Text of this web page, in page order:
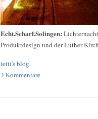
Echt.Scharf.Solingen:
Produktdesign und der Luther-
tetti's blog
3 Kommentare